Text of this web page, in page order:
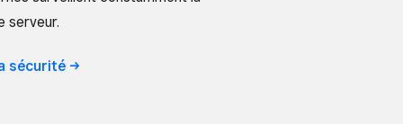
serveur.
sécurité